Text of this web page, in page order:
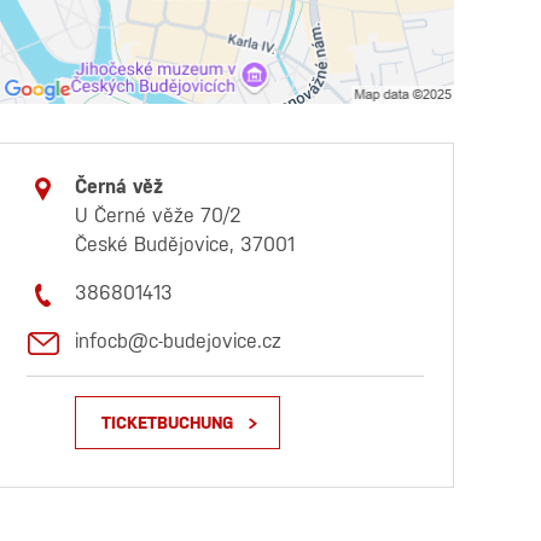
Černá věž
U Černé věže 70/2
České Budějovice, 37001
386801413
infocb@c-budejovice.cz
TICKETBUCHUNG